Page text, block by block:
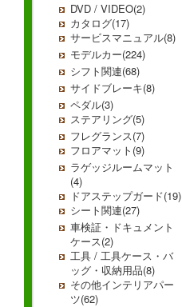
DVD / VIDEO(2)
カタログ(17)
サービスマニュアル(8)
モデルカー(224)
シフト関連(68)
サイドブレーキ(8)
ペダル(3)
ステアリング(5)
フレグランス(7)
フロアマット(9)
ラゲッジルームマット
(4)
ドアステップガード(19)
シート関連(27)
車検証・ドキュメント
ケース(2)
工具 / 工具ケース・バ
ッグ・収納用品(8)
その他インテリアパー
ツ(62)